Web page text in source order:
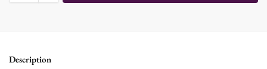
Description